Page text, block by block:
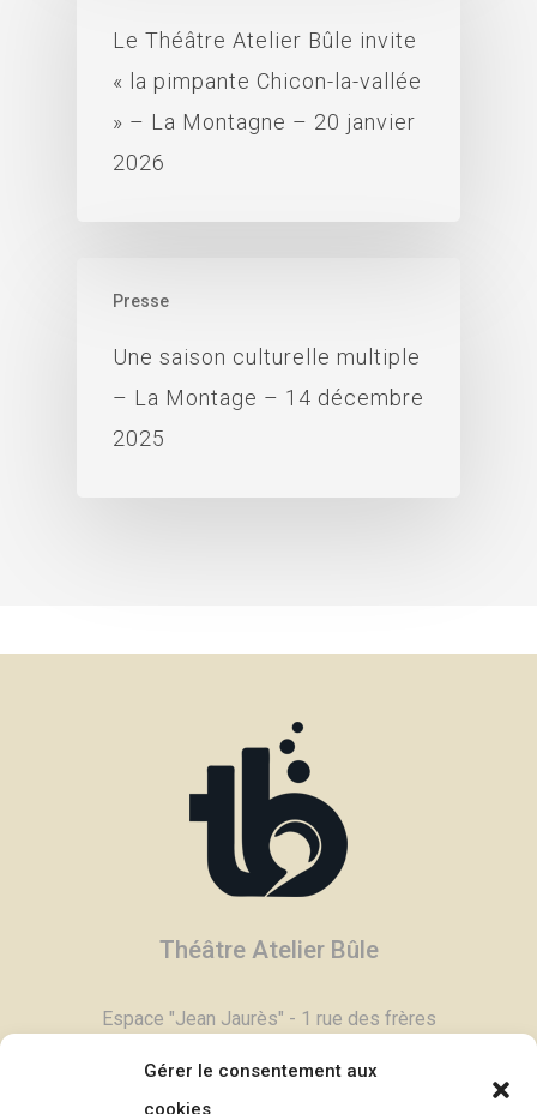
Gérer le consentement aux
cookies
Le Théâtre Atelier Bûle invite
« la pimpante Chicon-la-vallée
» – La Montagne – 20 janvier
2026
Presse
Une saison culturelle multiple
– La Montage – 14 décembre
2025
Théâtre Atelier Bûle
Espace "Jean Jaurès" - 1 rue des frères